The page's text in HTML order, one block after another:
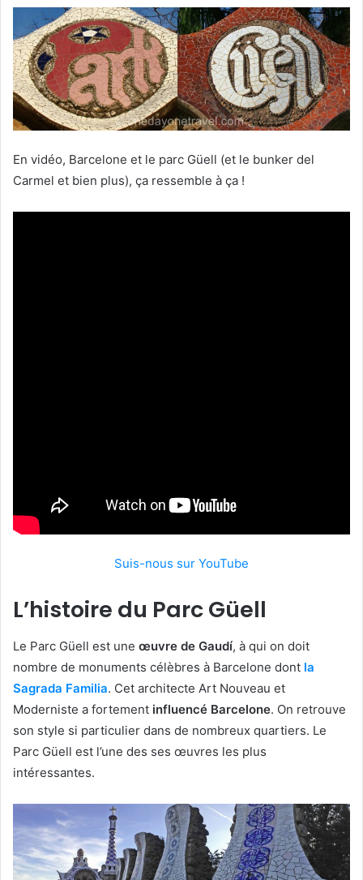
En vidéo, Barcelone et le parc Güell (et le bunker del
Carmel et bien plus), ça ressemble à ça !
Suis-nous sur YouTube
L’histoire du Parc Güell
Le Parc Güell est une œuvre de Gaudí, à qui on doit
nombre de monuments célèbres à Barcelone dont la
Sagrada Familia. Cet architecte Art Nouveau et
Moderniste a fortement influencé Barcelone. On retrouve
son style si particulier dans de nombreux quartiers. Le
Parc Güell est l’une des ses œuvres les plus
intéressantes.